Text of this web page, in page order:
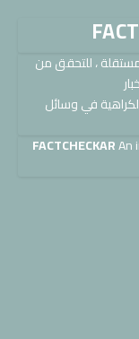
، للتحقق من
في وسائل
FACTCHECKARAn